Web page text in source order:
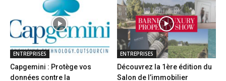
ENTREPRISES
Capgemini : Protège vos
données contre la
ENTREPRISES
Découvrez la 1ère édition du
Salon de l’immobilier